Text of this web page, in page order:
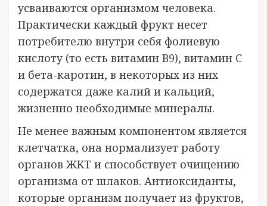
усваиваются организмом человека.
Практически каждый фрукт несет
потребителю внутри себя фолиевую
кислоту (то есть витамин В9), витамин С
и бета-каротин, в некоторых из них
содержатся даже калий и кальций,
жизненно необходимые минералы.
Не менее важным компонентом является
клетчатка, она нормализует работу
органов ЖКТ и способствует очищению
организма от шлаков. Антиоксиданты,
которые организм получает из фруктов,